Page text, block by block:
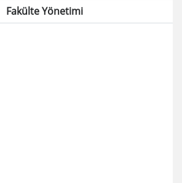
Fakülte Yönetimi